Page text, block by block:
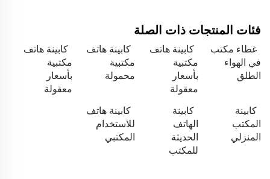
فئات المنتجات ذات الصلة
غطاء مكتب
في الهواء
الطلق
كابينة هاتف
مكتبية
بأسعار
معقولة
كابينة هاتف
مكتبية
محمولة
كابينة هاتف
مكتبية
بأسعار
معقولة
كابينة
المكتب
المنزلي
كابينة
الهاتف
الحديثة
للمكتب
كابينة هاتف
للاستخدام
المكتبي